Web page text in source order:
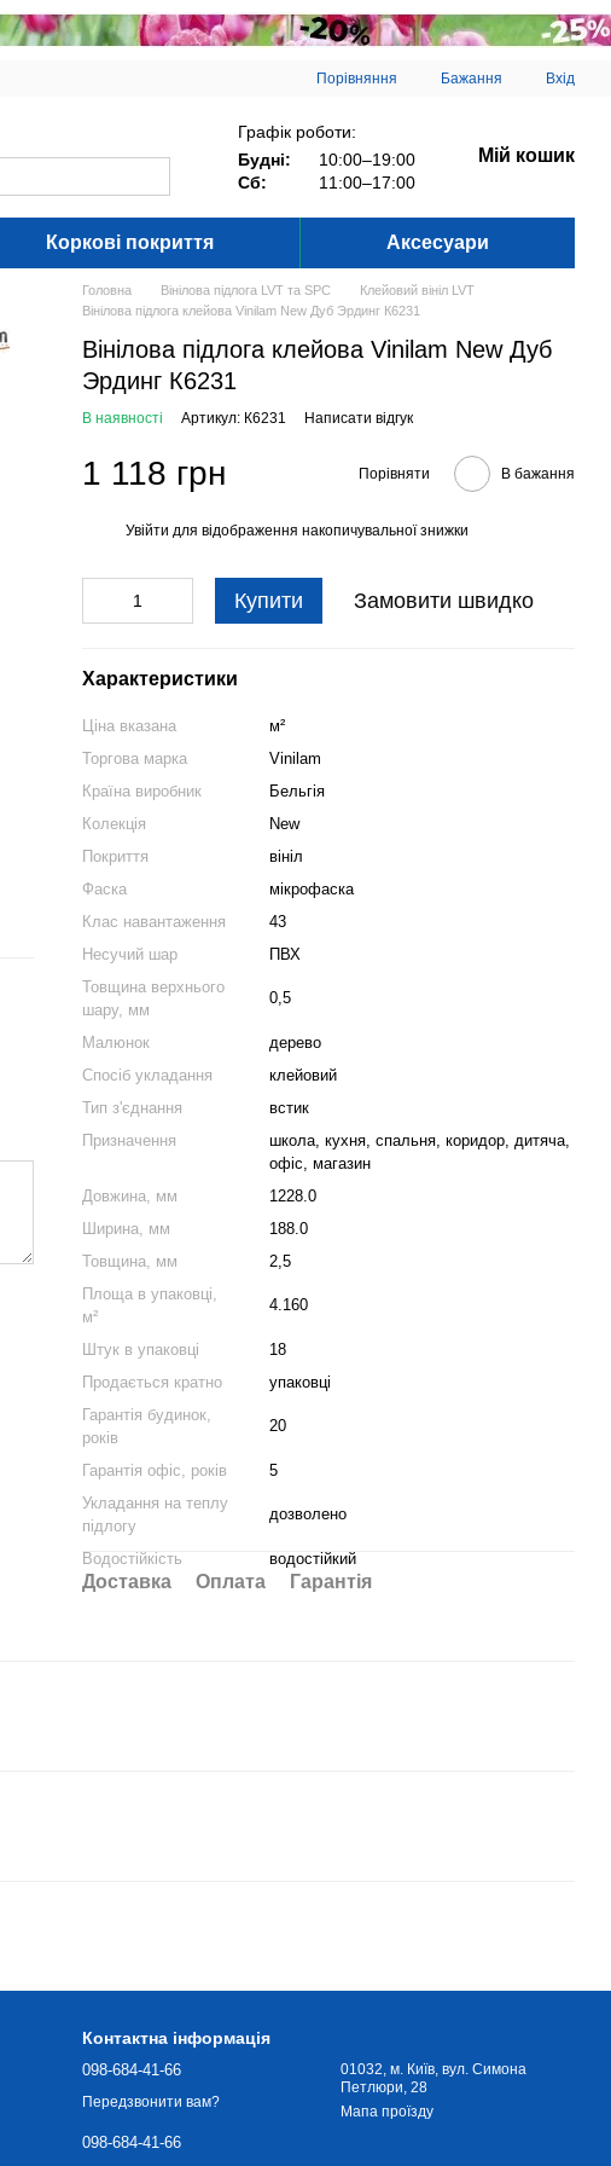
Порівняння Бажання Вхід
Графік роботи:
Будні:
10:00–19:00
Сб:
11:00–17:00
Мій кошик
Коркові покриття Аксесуари
Головна Вінілова підлога LVT та SPC
Клейовий вініл LVT
Вінілова підлога клейова Vinilam New Дуб Эрдинг К6231
Вінілова підлога клейова Vinilam New Дуб
Эрдинг К6231
В наявності Артикул: К6231 Написати відгук
1 118 грн Порівняти В бажання
Увійти для відображення накопичувальної знижки
Купити Замовити швидко
Характеристики
Ціна вказана
м²
Торгова марка
Vinilam
Країна виробник
Бельгія
Колекція
New
Покриття
вініл
Фаска
мікрофаска
Клас навантаження
43
Несучий шар
ПВХ
Товщина верхнього
шару, мм
0,5
Малюнок
дерево
Спосіб укладання
клейовий
Тип з'єднання
встик
Призначення
школа, кухня, спальня, коридор, дитяча,
офіс, магазин
Довжина, мм
1228.0
Ширина, мм
188.0
Товщина, мм
2,5
Площа в упаковці,
м²
4.160
Штук в упаковці
18
Продається кратно
упаковці
Гарантія будинок,
років
20
Гарантія офіс, років
5
Укладання на теплу
підлогу
дозволено
Водостійкість водостійкий
Доставка Оплата Гарантія
Контактна інформація
098-684-41-66
Передзвонити вам?
098-684-41-66
01032, м. Київ, вул. Симона
Петлюри, 28
Мапа проїзду